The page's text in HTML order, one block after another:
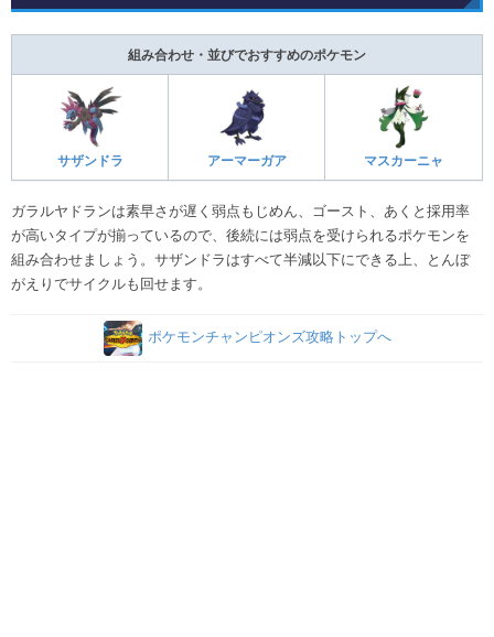
組み合わせ・並びでおすすめのポケモン
サザンドラ アーマーガア マスカーニャ
ガラルヤドランは素早さが遅く弱点もじめん、ゴースト、あくと採用率
が高いタイプが揃っているので、後続には弱点を受けられるポケモンを
組み合わせましょう。サザンドラはすべて半減以下にできる上、とんぼ
がえりでサイクルも回せます。
ポケモンチャンピオンズ攻略トップへ